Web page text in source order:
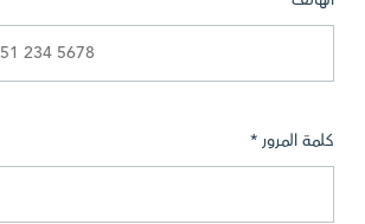
كلمة المرور *